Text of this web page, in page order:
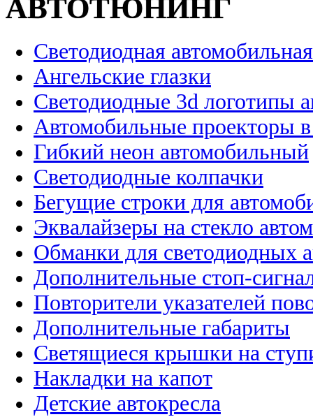
АВТОТЮНИНГ
Светодиодная
Ангельские глазки
Светодиодные 3d логотипы
Автомобильные проекторы
Гибкий неон автомобильный
Светодиодные колпачки
Бегущие строки для
Эквалайзеры на стекло
Обманки для светодиодных
Дополнительные стоп-
Повторители указателей
Дополнительные габариты
Светящиеся крышки на
Накладки на капот
Детские автокресла